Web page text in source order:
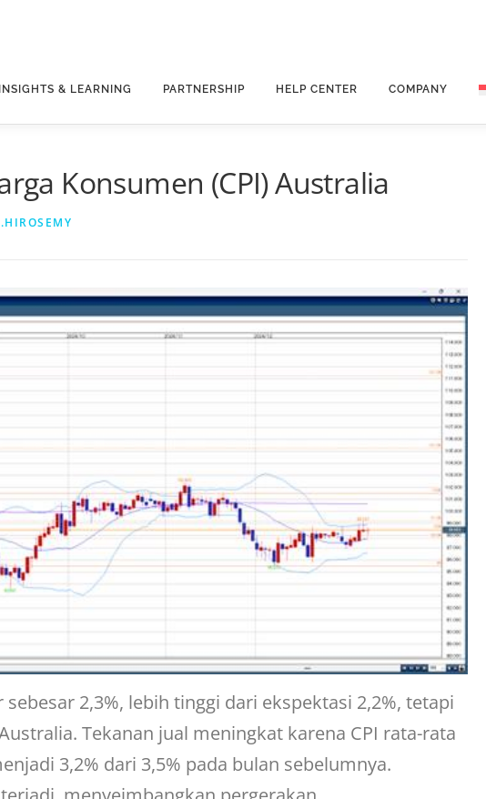
INSIGHTS & LEARNING PARTNERSHIP HELP CENTER COMPANY
Konsumen (CPI) Australia
2,3%, lebih tinggi dari ekspektasi 2,2%, tetapi
Tekanan jual meningkat karena CPI rata-rata
3,2% dari 3,5% pada bulan sebelumnya.